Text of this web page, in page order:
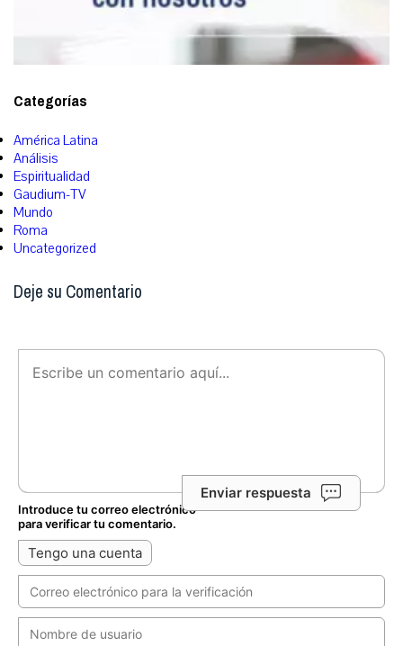
Categorías
América Latina
Análisis
Espiritualidad
Gaudium-TV
Mundo
Roma
Uncategorized
Deje su Comentario
Enviar respuesta
Introduce tu correo electrónico
para verificar tu comentario.
Tengo una cuenta